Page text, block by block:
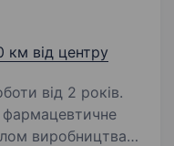
км від центру
від 2 років.
виробництва